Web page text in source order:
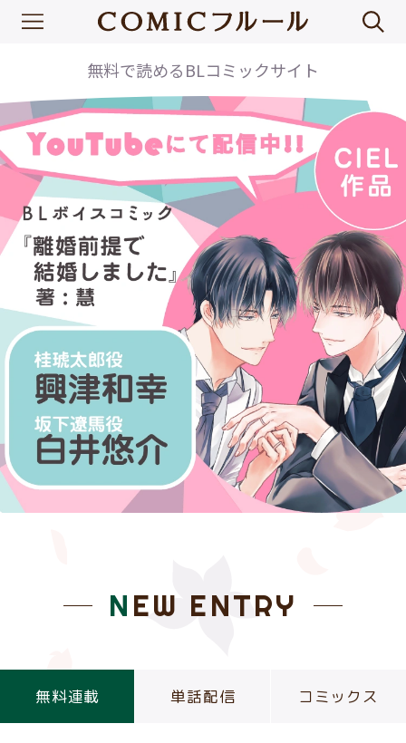
無料で読めるBLコミックサイト
NEW ENTRY
無料連載 単話配信 コミックス